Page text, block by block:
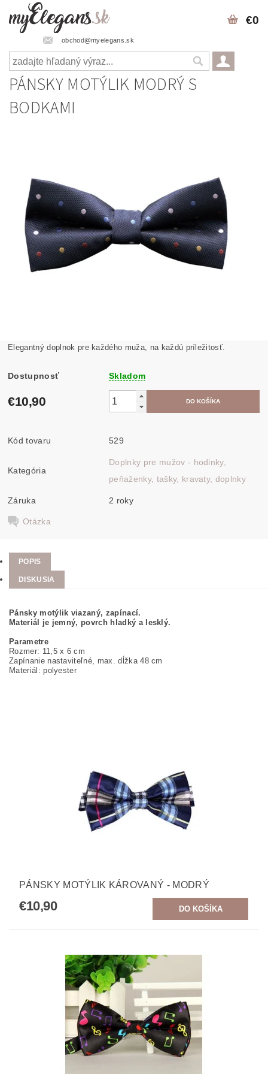
obchod@myelegans.sk
€0
PÁNSKY MOTÝLIK MODRÝ S
BODKAMI
Elegantný doplnok pre každého muža, na každú príležitosť.
Dostupnosť Skladom
€10,90
Kód tovaru 529
Kategória
Doplnky pre mužov - hodinky,
peňaženky, tašky, kravaty, doplnky
Záruka 2 roky
Otázka
POPIS
DISKUSIA
Pánsky motýlik viazaný, zapínací.
Materiál je jemný, povrch hladký a lesklý.
Parametre
Rozmer: 11,5 x 6 cm
Zapínanie nastaviteľné, max. dĺžka 48 cm
Materiál: polyester
PÁNSKY MOTÝLIK KÁROVANÝ - MODRÝ
€10,90